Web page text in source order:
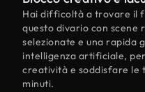
Hai difficoltà a trovare il
questo divario con scene
selezionate e una rapida
intelligenza artificiale,
creatività e soddisfare le
minuti.